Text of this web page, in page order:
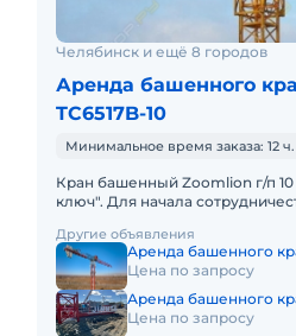
Челябинск и ещё 8 городов
Аренда башенного
TC6517B-10
Минимальное время заказа: 12 ч.
Кран башенный Zoomlion г/п
ключ". Для начала
себя (от р
Другие объявления
Аренда башенного
Цена по запросу
Аренда башенного
Цена по запросу